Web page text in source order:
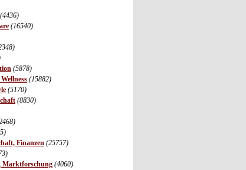
(4436)
(16540)
(5878)
(15882)
(5170)
(8830)
Finanzen (25757)
Marktforschung (4060)